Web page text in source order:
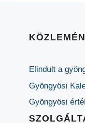
Elindult a
Gyöngyösi
Gyöngyösi